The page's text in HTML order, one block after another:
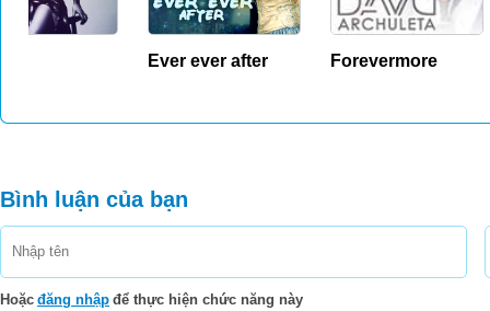
And the clothes you left, they lie
I love the things that you
When you're gone
Forevermore Tattoo
Bình luận của bạn
Hoặc đăng nhập để thực hiện chức năng này